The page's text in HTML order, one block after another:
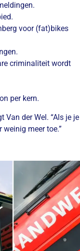
voor (fat)bikes
criminaliteit wordt
per kern.
Van der Wel. “Als je je
meer toe.”